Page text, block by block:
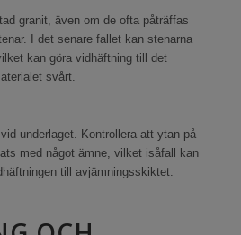
granit, även om de ofta påträffas
I det senare fallet kan stenarna
kan göra vidhäftning till det
svårt.
underlaget. Kontrollera att ytan på
med något ämne, vilket isåfall kan
till avjämningsskiktet.